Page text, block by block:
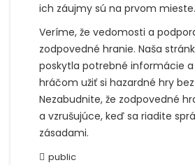
ich záujmy sú na prvom mieste.
Veríme, že vedomosti a
zodpovedné hranie. Naša
poskytla potrebné informácie
hráčom užiť si hazardné hry bez
Nezabudnite, že zodpovedné
a vzrušujúce, keď sa riadite
zásadami.
public